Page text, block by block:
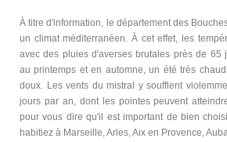
À titre d'information, le département des
un climat méditerranéen. À cet effet, les
avec des pluies d'averses brutales près de 65
au printemps et en automne, un été très
doux. Les vents du mistral y soufflent
jours par an, dont les pointes peuvent
pour vous dire qu'il est important de bien
habitiez à Marseille, Arles, Aix en Provence,